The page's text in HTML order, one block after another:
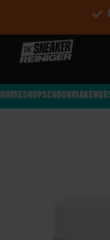
HOMESHOPSCHOONMAKEN